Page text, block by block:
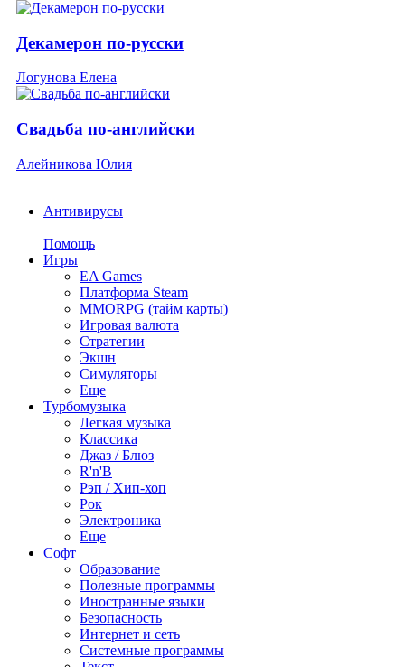
Декамерон по-русски
Логунова Елена
Свадьба по-английски
Алейникова Юлия
Антивирусы
Помощь
Игры
EA Games
Платформа Steam
MMORPG (тайм карты)
Игровая валюта
Стратегии
Экшн
Симуляторы
Еще
Турбомузыка
Легкая музыка
Классика
Джаз / Блюз
R'n'B
Рэп / Хип-хоп
Рок
Электроника
Еще
Софт
Образование
Полезные программы
Иностранные языки
Безопасность
Интернет и сеть
Системные программы